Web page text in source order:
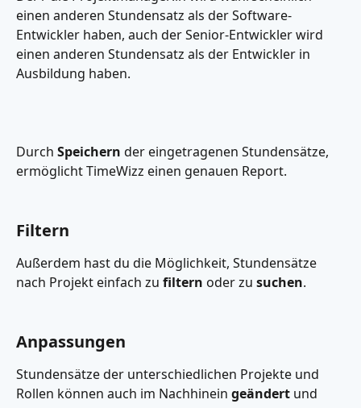
einen anderen Stundensatz als der Software-
Entwickler haben, auch der Senior-Entwickler wird
einen anderen Stundensatz als der Entwickler in
Ausbildung haben.
Durch Speichern der eingetragenen Stundensätze,
ermöglicht TimeWizz einen genauen Report.
Filtern
Außerdem hast du die Möglichkeit, Stundensätze
nach Projekt einfach zu filtern oder zu suchen.
Anpassungen
Stundensätze der unterschiedlichen Projekte und
Rollen können auch im Nachhinein geändert und